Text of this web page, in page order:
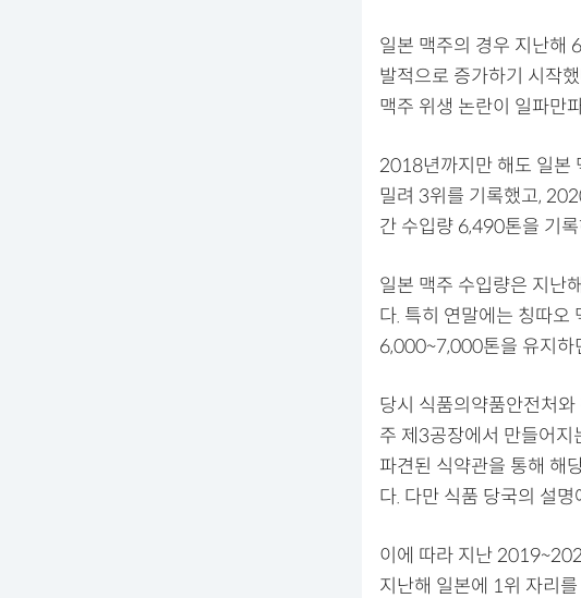
일본 맥주의 경우 지난해
발적으로 증가하기 시작
맥주 위생 논란이 일파만
2018년까지만 해도 일본
밀려 3위를 기록했고,
간 수입량 6,490톤을 기
일본 맥주 수입량은 지난
다. 특히 연말에는 칭따오
6,000~7,000톤을 유지하
당시 식품의약품안전처
주 제3공장에서 만들어지
파견된 식약관을 통해 해
다. 다만 식품 당국의 설
이에 따라 지난
지난해 일본에 1위 자리